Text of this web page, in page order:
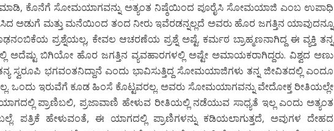
ಕೊನೆಗೆ ಸೋಮಯಾಗವನ್ನು ಅತ್ಯಂತ ನಿಷ್ಠೆಯಿಂದ ಪೂರೈಸಿ ಸೋಮಯಾಜಿ ಎಂಬ ಉಪಾಧಿ
ಅಡುಗೆ ಮತ್ತು ಮನೆಯಿಂದ ತಂದ ನೀರು ಇವೆರಡನ್ನಲ್ಲದೆ ಅವರು ಹೊರ ಜಗತ್ತಿನ ಯಾವುದನ್ನೂ
ಪ್ರಶ್ನೆಯಲ್ಲ, ಕೇವಲ ಆಚರಣೆಯ ಪ್ರಶ್ನೆ ಅಷ್ಟೆ. ಕರ್ಮಠ ಬ್ರಾಹ್ಮಣನಾಗಿದ್ದ ಈ ವ್ಯಕ್ತಿ ತನ್ನ
ಅದೆಷ್ಟು ಬಿಗಿಯೋ ಹೊರ ಜಗತ್ತಿನ ವ್ಯವಹಾರಗಳಲ್ಲಿ ಅಷ್ಟೇ ಅಮಾಯಕರಾಗಿದ್ದರು. ವಿಶ್ವದ ಅಣು
ಸ್ವರೂಪಿ ಭಗವಂತನಿದ್ದಾನೆ ಎಂದು ಭಾವಿಸುತ್ತಿದ್ದ ಸೋಮಯಾಜಿಗಳು ತನ್ನ ಜೀವಿತದಲ್ಲಿ ಎಂದೂ
ಒಂದು ಇರುವೆಗೆ ಕೂಡ ಹಿಂಸೆ ಕೊಟ್ಟವರಲ್ಲ. ಅವರು ಸೋಮಯಾಗವನ್ನು ವೇದೋಕ್ತ ರೀತಿಯಲ್ಲೇ
ಪ್ರಾಣಿಬಲಿ, ಪ್ರಜಾವಾಣಿ ಹೇಳುವ ರೀತಿಯಲ್ಲಿ ನಡೆಯುವ ಸಾಧ್ಯತೆ ಇಲ್ಲ ಎಂದು ಅತ್ಯಂತ
ಪತ್ರಿಕೆ ಹೇಳುವಂತೆ, ಈ ಯಾಗದಲ್ಲಿ ಪ್ರಾಣಿಗಳನ್ನು ಕಡಿಯಲಾಗುತ್ತದೆ, ಅವುಗಳ ದೇಹದ